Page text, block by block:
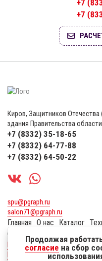
+7
+7
Киров, Защитников
здания Правительства
+7 (8332) 35-18-65
+7 (8332) 64-77-88
+7 (8332) 64-50-22
spu@pgraph.ru
salon71@pgraph.ru
Главная О нас Каталог
Сувенирная продукция
Политика по защите
Реквизиты
Продолжая
согласие на сбор